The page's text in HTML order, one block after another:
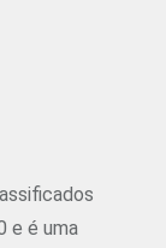
e é uma